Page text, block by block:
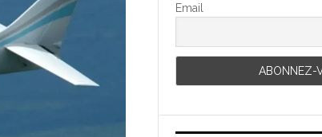
Email